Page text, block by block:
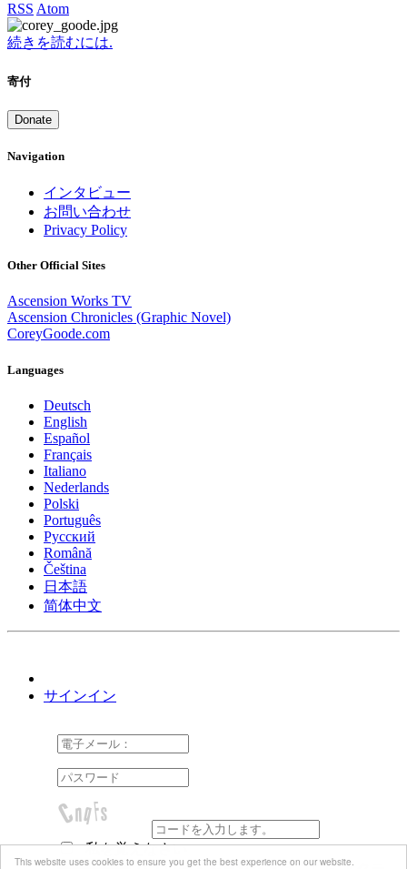
This website uses cookies to ensure you get the best experience on our website.
RSS Atom
続きを読むには.
寄付
Donate
Navigation
インタビュー
お問い合わせ
Privacy Policy
Other Official Sites
Ascension Works TV
Ascension Chronicles (Graphic Novel)
CoreyGoode.com
Languages
Deutsch
English
Español
Français
Italiano
Nederlands
Polski
Português
Pусский
Română
Čeština
日本語
简体中文
サインイン
私を覚えなさい